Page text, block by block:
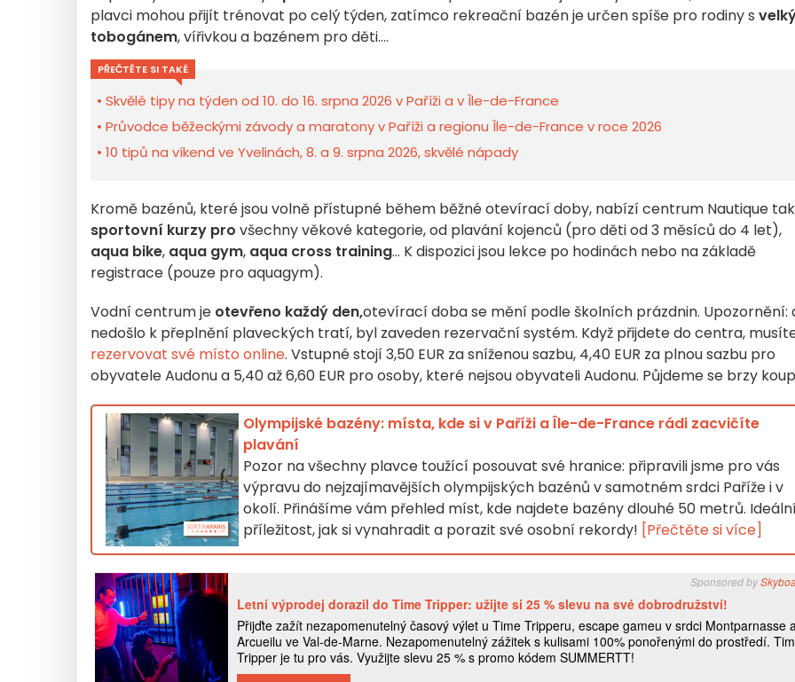
plavci mohou přijít trénovat po celý týden, zatímco rekreační bazén je určen spíše pro rodiny s
tobogánem, vířivkou a bazénem pro děti....
PŘEČTĚTE SI TAKÉ
Skvělé tipy na týden od 10. do 16. srpna 2026 v Paříži a v Île-de-France
Průvodce běžeckými závody a maratony v Paříži a regionu Île-de-France v roce 2026
10 tipů na víkend ve Yvelinách, 8. a 9. srpna 2026, skvělé nápady
Kromě bazénů, které jsou volně přístupné během běžné otevírací doby, nabízí centrum Nautique
sportovní kurzy pro všechny věkové kategorie, od plavání kojenců (pro děti od 3 měsíců do 4 let),
aqua bike, aqua gym, aqua cross training... K dispozici jsou lekce po hodinách nebo na základě
registrace (pouze pro aquagym).
Vodní centrum je otevřeno každý den,otevírací doba se mění podle školních prázdnin. Upozornění:
nedošlo k přeplnění plaveckých tratí, byl zaveden rezervační systém. Když přijdete do centra,
rezervovat své místo online. Vstupné stojí 3,50 EUR za sníženou sazbu, 4,40 EUR za plnou sazbu pro
obyvatele Audonu a 5,40 až 6,60 EUR pro osoby, které nejsou obyvateli Audonu. Půjdeme se brzy
Olympijské bazény: místa, kde si v Paříži a Île-de-France rádi zacvičíte
plavání
Pozor na všechny plavce toužící posouvat své hranice: připravili jsme pro vás
výpravu do nejzajímavějších olympijských bazénů v samotném srdci Paříže i v
okolí. Přinášíme vám přehled míst, kde najdete bazény dlouhé 50 metrů.
příležitost, jak si vynahradit a porazit své osobní rekordy! [Přečtěte si více]